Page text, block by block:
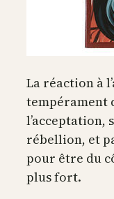
La réaction à
tempérament
l’acceptation,
rébellion, et
pour être du
plus fort.